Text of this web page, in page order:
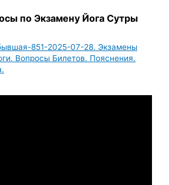
по Экзамену Йога Сутры
851-2025-07-28. Экзамены
Вопросы Билетов. Пояснения.